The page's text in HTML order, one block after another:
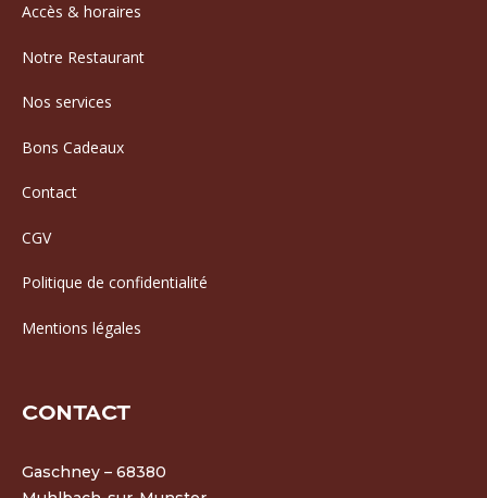
Accès & horaires
Notre Restaurant
Nos services
Bons Cadeaux
Contact
CGV
Politique de confidentialité
Mentions légales
CONTACT
Gaschney – 68380